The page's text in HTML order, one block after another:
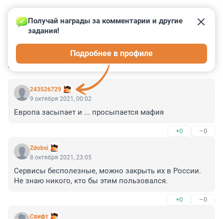
КОММЕНТАРИИ 5
243526729
Получай награды за комментарии и другие
задания!
Подробнее в профиле
9 октября 2021, 00:02
Европа засыпает и ... просыпается мафия
+0 –0
Zdobsi
8 октября 2021, 23:05
Сервисы бесполезные, можно закрыть их в России.
Не знаю никого, кто бы этим пользовался.
+0 –0
Cвифт